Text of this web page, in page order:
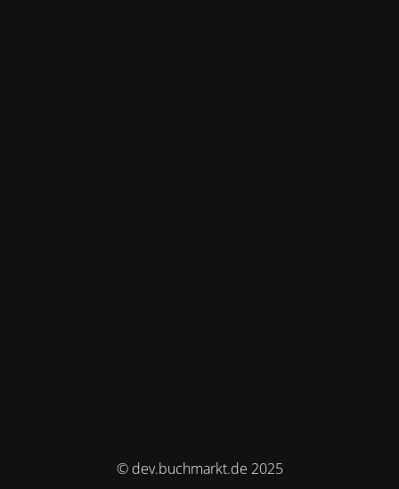
© dev.buchmarkt.de 2025